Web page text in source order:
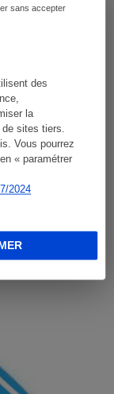
des
la
sites tiers.
Vous pourrez
« paramétrer
2024
sans accepter
(vidéo)